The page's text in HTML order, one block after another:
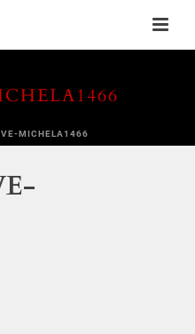
MICHELA1466